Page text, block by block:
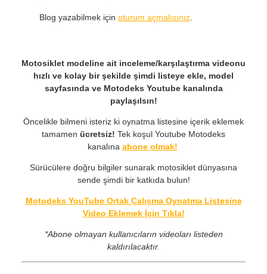
Blog yazabilmek için oturum açmalısınız.
Motosiklet modeline ait inceleme/karşılaştırma videonu
hızlı ve kolay bir şekilde şimdi listeye ekle, model
sayfasında ve Motodeks Youtube kanalında
paylaşılsın!
Öncelikle bilmeni isteriz ki oynatma listesine içerik eklemek
tamamen ücretsiz! Tek koşul Youtube Motodeks
kanalına abone olmak!
Sürücülere doğru bilgiler sunarak motosiklet dünyasına
sende şimdi bir katkıda bulun!
Motodeks YouTube Ortak Çalışma Oynatma Listesine
Video Eklemek İçin Tıkla!
*Abone olmayan kullanıcıların videoları listeden
kaldırılacaktır.